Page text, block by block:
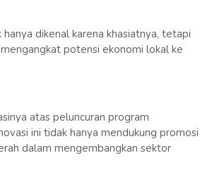
dikenal karena khasiatnya, tetapi
potensi ekonomi lokal ke
atas peluncuran program
ini tidak hanya mendukung promosi
dalam mengembangkan sektor